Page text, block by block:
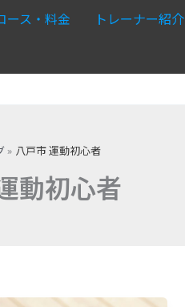
ース・料金 トレーナー紹介
八戸市 運動初心者
動初心者